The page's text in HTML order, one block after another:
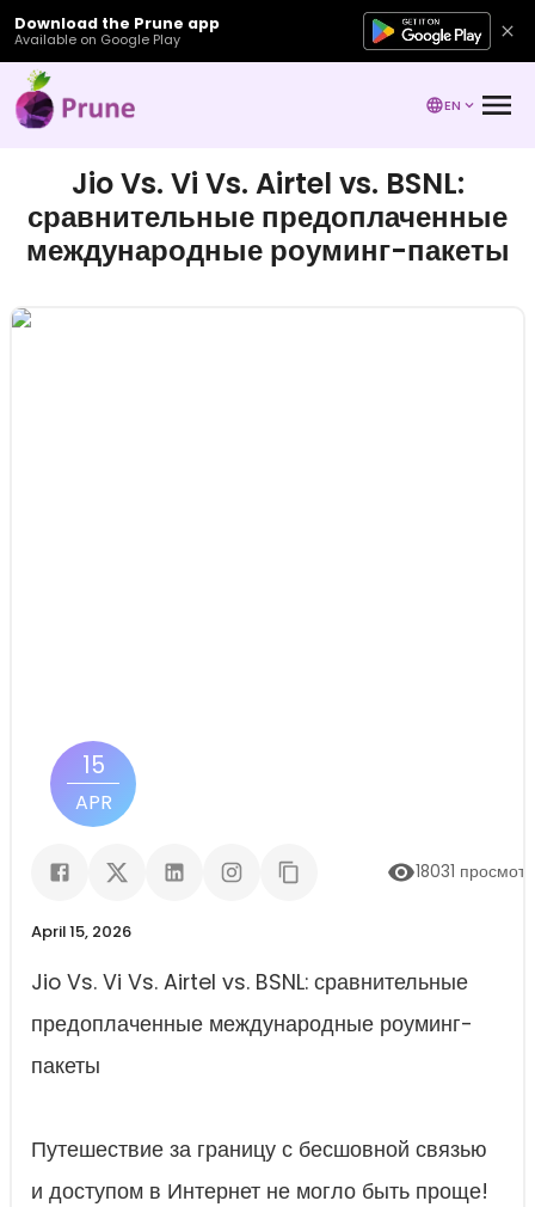
Download the Prune app
Available on Google Play
EN
Jio Vs. Vi Vs. Airtel vs. BSNL:
сравнительные предоплаченные
международные роуминг-пакеты
15
APR
18031
April 15, 2026
Jio Vs. Vi Vs. Airtel vs. BSNL: сравнительные
предоплаченные международные роуминг-
пакеты
Путешествие за границу с бесшовной связью
и доступом в Интернет не могло быть проще!